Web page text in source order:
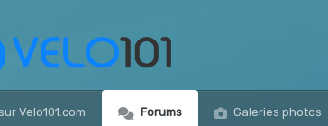
Velo101.com Forums Galeries photos